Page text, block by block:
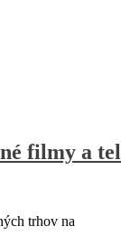
filmy a
trhov na